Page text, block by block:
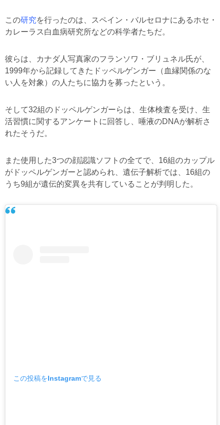
この研究を行ったのは、スペイン・バルセロナにあるホセ・
カレーラス白血病研究所などの科学者たちだ。
彼らは、カナダ人写真家のフランソワ・ブリュネル氏が、
1999年から記録してきたドッペルゲンガー（血縁関係のな
い人を対象）の人たちに協力を募ったという。
そして32組のドッペルゲンガーらは、生体検査を受け、生
活習慣に関するアンケートに回答し、唾液のDNAが解析さ
れたそうだ。
また使用した3つの顔認識ソフトの全てで、16組のカップル
がドッペルゲンガーと認められ、遺伝子解析では、16組の
うち9組が遺伝的変異を共有していることが判明した。
この投稿をInstagramで見る